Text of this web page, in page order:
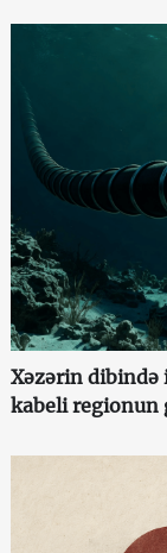
Xəzərin dibində
kabeli regionun